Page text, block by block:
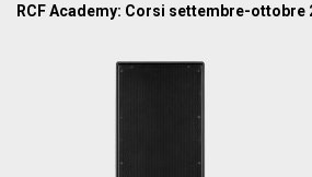
RCF Academy: Corsi settembre-ottobre